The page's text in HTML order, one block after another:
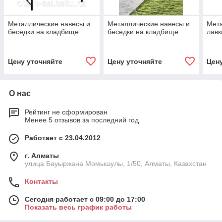
Металлические навесы и
беседки на кладбище
Цену уточняйте
Металлические навесы и
беседки на кладбище
Цену уточняйте
О нас
Рейтинг не сформирован
Менее 5 отзывов за последний год
Работает с 23.04.2012
г. Алматы
улица Бауыржана Момышулы, 1/50, Алматы, Казахстан
Контакты
Сегодня работает с 09:00 до 17:00
Показать весь график работы